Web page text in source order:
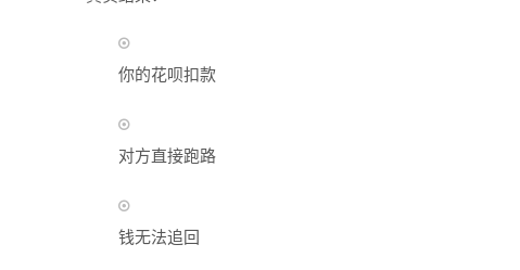
你的花呗扣款
对方直接跑路
钱无法追回